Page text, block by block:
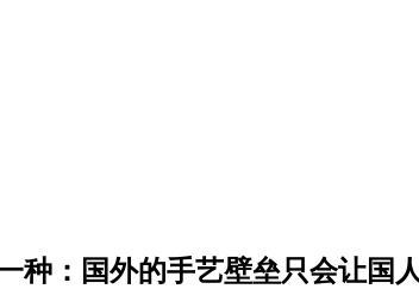
种：国外的手艺壁垒只会让国